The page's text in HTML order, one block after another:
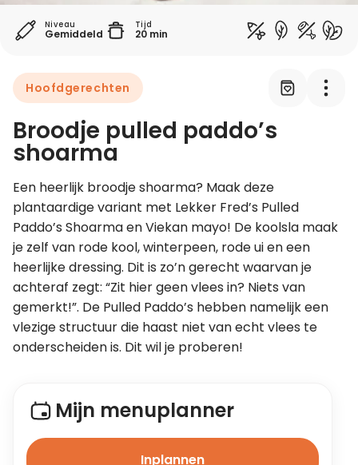
Leer koken als een chef
Kooktips & blogs
Niveau
Gemiddeld
Tijd
20 min
Hoofdgerechten
Broodje pulled paddo’s
shoarma
Een heerlijk broodje shoarma? Maak deze
plantaardige variant met Lekker Fred’s Pulled
Paddo’s Shoarma en Viekan mayo! De koolsla maak
je zelf van rode kool, winterpeen, rode ui en een
heerlijke dressing. Dit is zo’n gerecht waarvan je
achteraf zegt: “Zit hier geen vlees in? Niets van
gemerkt!”. De Pulled Paddo’s hebben namelijk een
vlezige structuur die haast niet van echt vlees te
onderscheiden is. Dit wil je proberen!
Mijn menuplanner
Inplannen